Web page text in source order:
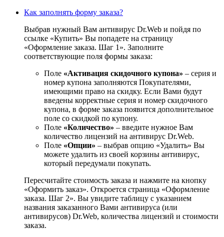
Как заполнять форму заказа?
Выбрав нужный Вам антивирус Dr.Web и пойдя по
ссылке «Купить» Вы попадете на страницу
«Оформление заказа. Шаг 1». Заполните
соответствующие поля формы заказа:
Поле «Активация скидочного купона» – серия и
номер купона заполняются Покупателями,
имеющими право на скидку. Если Вами будут
введены корректные серия и номер скидочного
купона, в форме заказа появится дополнительное
поле со скидкой по купону.
Поле «Количество» – введите нужное Вам
количество лицензий на антивирус Dr.Web.
Поле «Опции» – выбрав опцию «Удалить» Вы
можете удалить из своей корзины антивирус,
который передумали покупать.
Пересчитайте стоимость заказа и нажмите на кнопку
«Оформить заказ». Откроется страница «Оформление
заказа. Шаг 2». Вы увидите таблицу с указанием
названия заказанного Вами антивируса (или
антивирусов) Dr.Web, количества лицензий и стоимости
заказа.